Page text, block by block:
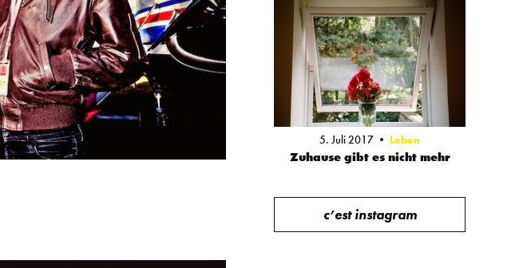
5. Juli 2017 Leben
Zuhause gibt es nicht mehr
c’est instagram